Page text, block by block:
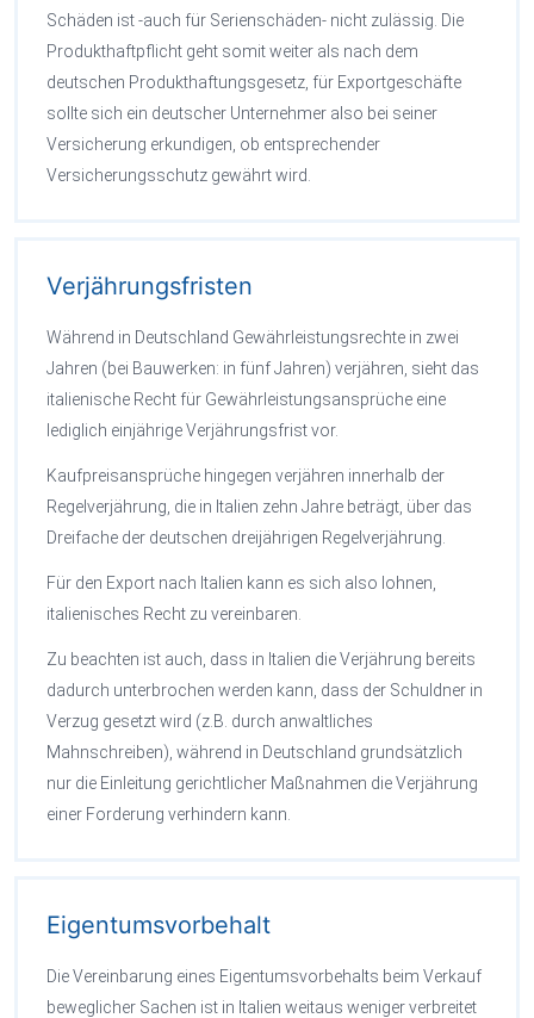
Schäden ist -auch für Serienschäden- nicht zulässig. Die
Produkthaftpflicht geht somit weiter als nach dem
deutschen Produkthaftungsgesetz, für Exportgeschäfte
sollte sich ein deutscher Unternehmer also bei seiner
Versicherung erkundigen, ob entsprechender
Versicherungsschutz gewährt wird.
Verjährungsfristen
Während in Deutschland Gewährleistungsrechte in zwei
Jahren (bei Bauwerken: in fünf Jahren) verjähren, sieht das
italienische Recht für Gewährleistungsansprüche eine
lediglich einjährige Verjährungsfrist vor.
Kaufpreisansprüche hingegen verjähren innerhalb der
Regelverjährung, die in Italien zehn Jahre beträgt, über das
Dreifache der deutschen dreijährigen Regelverjährung.
Für den Export nach Italien kann es sich also lohnen,
italienisches Recht zu vereinbaren.
Zu beachten ist auch, dass in Italien die Verjährung bereits
dadurch unterbrochen werden kann, dass der Schuldner in
Verzug gesetzt wird (z.B. durch anwaltliches
Mahnschreiben), während in Deutschland grundsätzlich
nur die Einleitung gerichtlicher Maßnahmen die Verjährung
einer Forderung verhindern kann.
Eigentumsvorbehalt
Die Vereinbarung eines Eigentumsvorbehalts beim Verkauf
beweglicher Sachen ist in Italien weitaus weniger verbreitet